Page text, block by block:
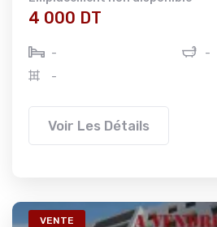
4 000 DT
-
-
-
Voir Les Détails
VENTE